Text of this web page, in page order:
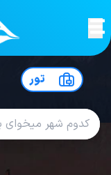
تور
تور قونیه با قطار